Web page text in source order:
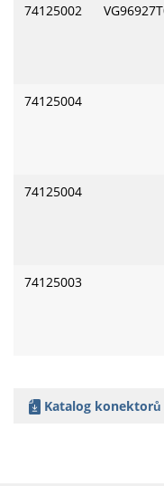
74125002
74125004
74125004
74125003
Katalog konektorů